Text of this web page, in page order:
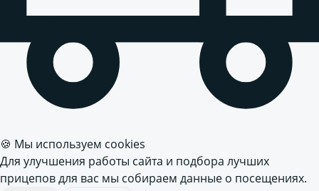
🍪 Мы используем cookies
Для улучшения работы сайта и подбора лучших
прицепов для вас мы собираем данные о посещениях.